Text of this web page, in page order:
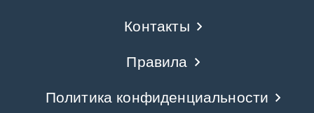
Контакты
Правила
Политика конфиденциальности